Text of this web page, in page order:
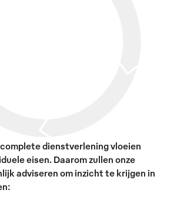
dienstverlening vloeien
eisen. Daarom zullen onze
adviseren om inzicht te krijgen in